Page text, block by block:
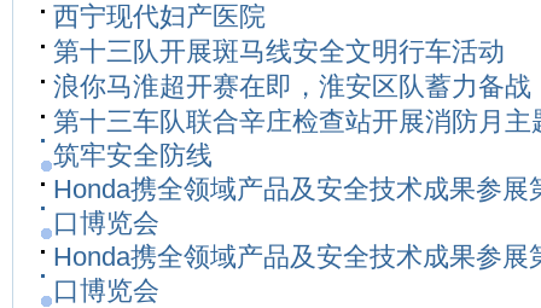
西宁现代妇产医院
第十三队开展斑马线安全文明行车活动
浪你马淮超开赛在即，淮安区队蓄力备战
第十三车队联合辛庄检查站开展消防月主
筑牢安全防线
Honda携全领域产品及安全技术成果参展
口博览会
Honda携全领域产品及安全技术成果参展
口博览会